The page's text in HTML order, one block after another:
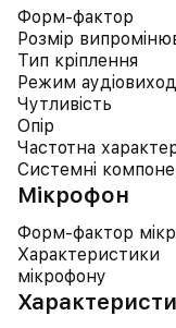
Форм-фактор
Розмір
Тип кріплення
Режим
Чутливість
Опір
Частотна
Системні
Мікрофон
Форм-фактор
Характеристики
мікрофону